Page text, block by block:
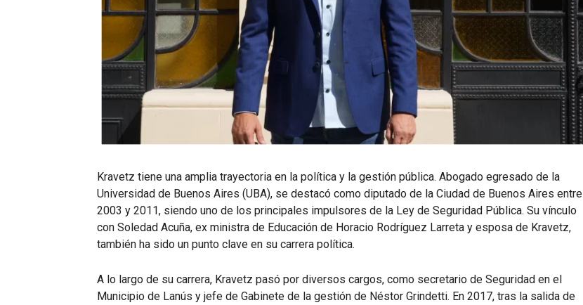
Kravetz tiene una amplia trayectoria en la política y la gestión pública. Abogado egresado de la
Universidad de Buenos Aires (UBA), se destacó como diputado de la Ciudad de Buenos Aires entre
2003 y 2011, siendo uno de los principales impulsores de la Ley de Seguridad Pública. Su vínculo
con Soledad Acuña, ex ministra de Educación de Horacio Rodríguez Larreta y esposa de Kravetz,
también ha sido un punto clave en su carrera política.
A lo largo de su carrera, Kravetz pasó por diversos cargos, como secretario de Seguridad en el
Municipio de Lanús y jefe de Gabinete de la gestión de Néstor Grindetti. En 2017, tras la salida de